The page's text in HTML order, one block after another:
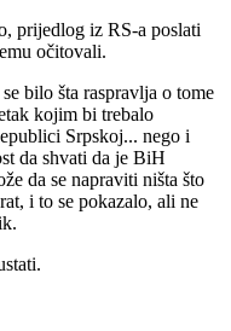
prijedlog iz RS-a poslati
očitovali.
bilo šta raspravlja o tome
kojim bi trebalo
Srpskoj... nego i
da shvati da je BiH
da se napraviti ništa što
i to se pokazalo, ali ne